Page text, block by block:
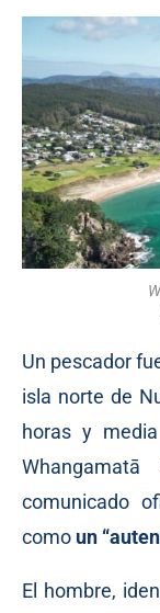
Un pescador
isla norte de
horas y
comunicado
como un
El hombre,